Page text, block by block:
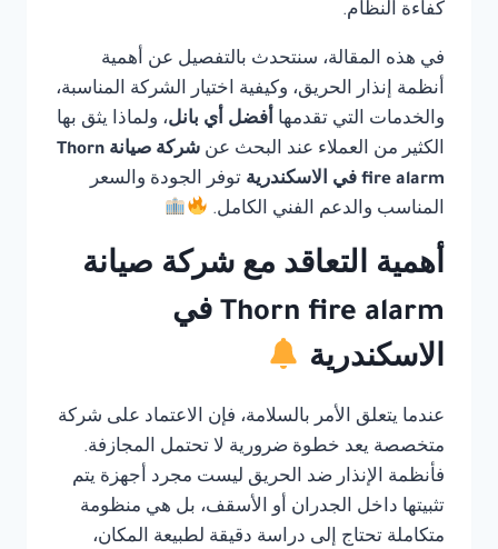
كفاءة النظام.
في هذه المقالة، سنتحدث بالتفصيل عن أهمية
أنظمة إنذار الحريق، وكيفية اختيار الشركة المناسبة،
والخدمات التي تقدمها أفضل أي بانل، ولماذا يثق بها
الكثير من العملاء عند البحث عن
شركة صيانة Thorn
fire alarm في الاسكندرية
توفر الجودة والسعر
المناسب والدعم الفني الكامل.
أهمية التعاقد مع شركة صيانة
Thorn fire alarm في
الاسكندرية
عندما يتعلق الأمر بالسلامة، فإن الاعتماد على شركة
متخصصة يعد خطوة ضرورية لا تحتمل المجازفة.
فأنظمة الإنذار ضد الحريق ليست مجرد أجهزة يتم
تثبيتها داخل الجدران أو الأسقف، بل هي منظومة
متكاملة تحتاج إلى دراسة دقيقة لطبيعة المكان،